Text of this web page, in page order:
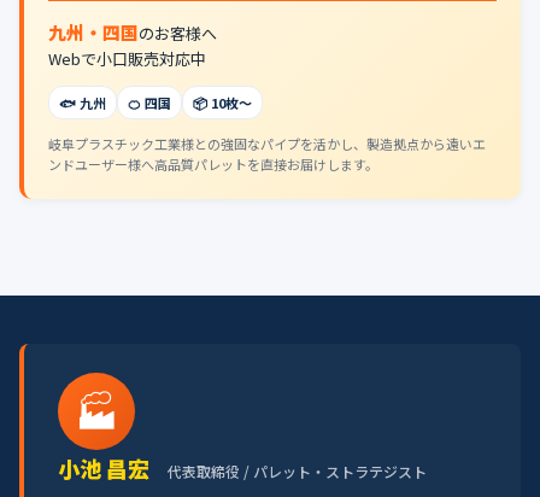
九州・四国のお客様へ
Webで小口販売対応中
🐟 九州 🍊 四国 📦 10枚〜
岐阜プラスチック工業様との強固なパイプを活かし、製造拠点から遠いエ
ンドユーザー様へ高品質パレットを直接お届けします。
🏭
小池 昌宏 代表取締役 / パレット・ストラテジスト